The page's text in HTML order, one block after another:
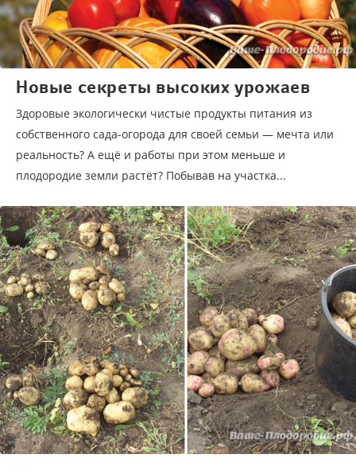
Новые секреты высоких урожаев
Здоровые экологически чистые продукты питания из
собственного сада-огорода для своей семьи — мечта или
реальность? А ещё и работы при этом меньше и
плодородие земли растёт? Побывав на участка...